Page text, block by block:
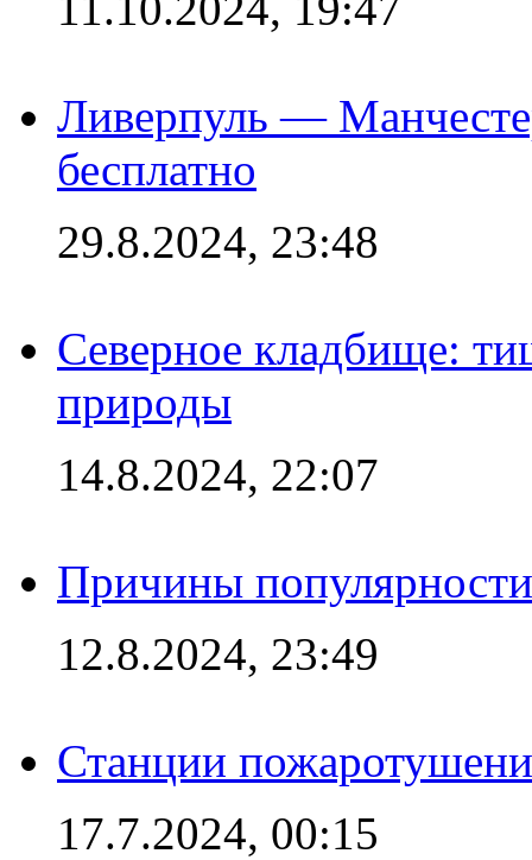
Ливерпуль —
бесплатно
29.8.2024, 23:48
Северное кладбище:
природы
14.8.2024, 22:07
Причины
12.8.2024, 23:49
Станции
17.7.2024, 00:15